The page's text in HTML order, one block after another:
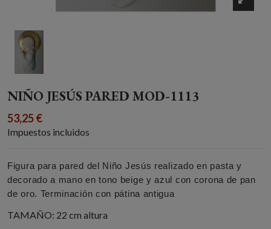
NIÑO JESÚS PARED MOD-1113
53,25 €
Impuestos incluidos
Figura para pared del Niño Jesús realizado en pasta y
decorado a mano en tono beige y azul con corona de pan
de oro. Terminación con pátina antigua
TAMAÑO: 22 cm altura